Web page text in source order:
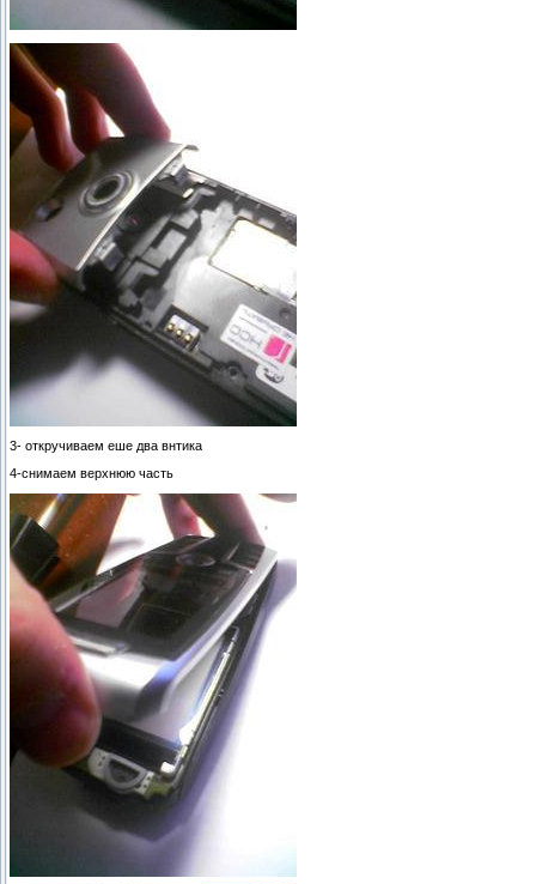
3- откручиваем еше два внтика
4-снимаем верхнюю часть